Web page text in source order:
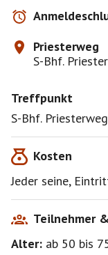
Priesterweg
S-Bhf.
Treffpunkt
S-Bhf.
Kosten
Jeder seine,
Teilnehmer
Alter: ab 50 bis